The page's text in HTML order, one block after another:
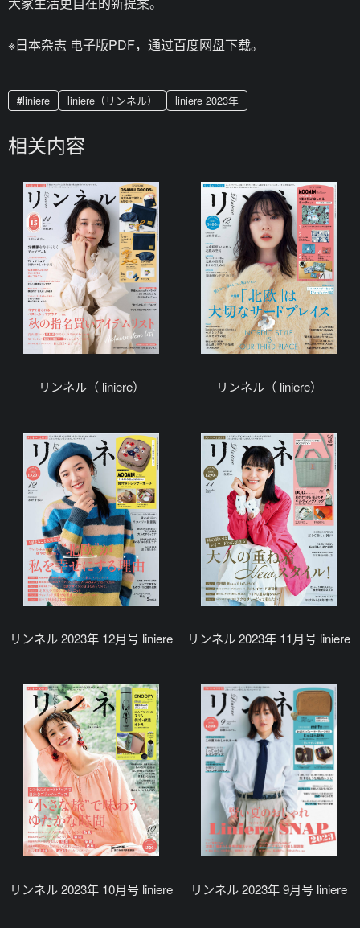
※日本杂志 电子版PDF，通过百度网盘下载。
liniere liniere（リンネル） liniere 2023年
相关内容
リンネル（ liniere） リンネル（ liniere）
リンネル 2023年 12月号 liniere リンネル 2023年 11月号 liniere
リンネル 2023年 10月号 liniere リンネル 2023年 9月号 liniere